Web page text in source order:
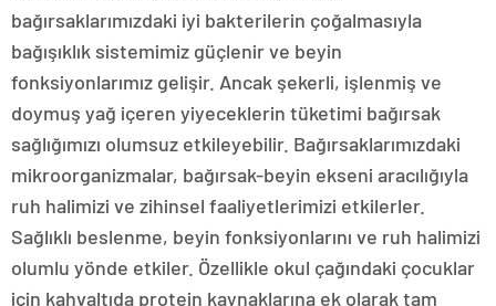
bağırsaklarımızdaki iyi bakterilerin çoğalmasıyla
bağışıklık sistemimiz güçlenir ve beyin
fonksiyonlarımız gelişir. Ancak şekerli, işlenmiş ve
doymuş yağ içeren yiyeceklerin tüketimi bağırsak
sağlığımızı olumsuz etkileyebilir. Bağırsaklarımızdaki
mikroorganizmalar, bağırsak-beyin ekseni aracılığıyla
ruh halimizi ve zihinsel faaliyetlerimizi etkilerler.
Sağlıklı beslenme, beyin fonksiyonlarını ve ruh halimizi
olumlu yönde etkiler. Özellikle okul çağındaki çocuklar
için kahvaltıda protein kaynaklarına ek olarak tam